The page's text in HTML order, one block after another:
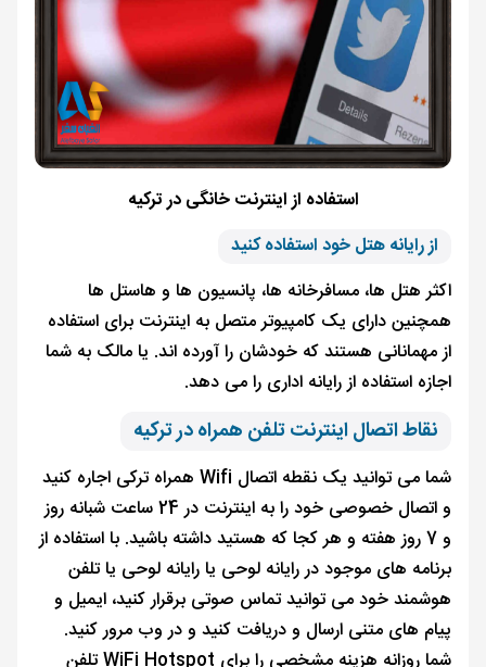
استفاده از اینترنت خانگی در ترکیه
از رایانه هتل خود استفاده کنید
اکثر هتل ها، مسافرخانه ها، پانسیون ها و هاستل ها
همچنین دارای یک کامپیوتر متصل به اینترنت برای استفاده
از مهمانانی هستند که خودشان را آورده اند. یا مالک به شما
اجازه استفاده از رایانه اداری را می دهد.
نقاط اتصال اینترنت تلفن همراه در ترکیه
شما می توانید یک نقطه اتصال Wifi همراه ترکی اجاره کنید
و اتصال خصوصی خود را به اینترنت در 24 ساعت شبانه روز
و 7 روز هفته و هر کجا که هستید داشته باشید. با استفاده از
برنامه های موجود در رایانه لوحی یا رایانه لوحی یا تلفن
هوشمند خود می توانید تماس صوتی برقرار کنید، ایمیل و
پیام های متنی ارسال و دریافت کنید و در وب مرور کنید.
شما روزانه هزینه مشخصی را برای WiFi Hotspot تلفن